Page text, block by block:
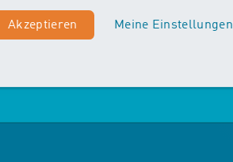
Akzeptieren Meine Einstellungen
Schwimmtechniken…